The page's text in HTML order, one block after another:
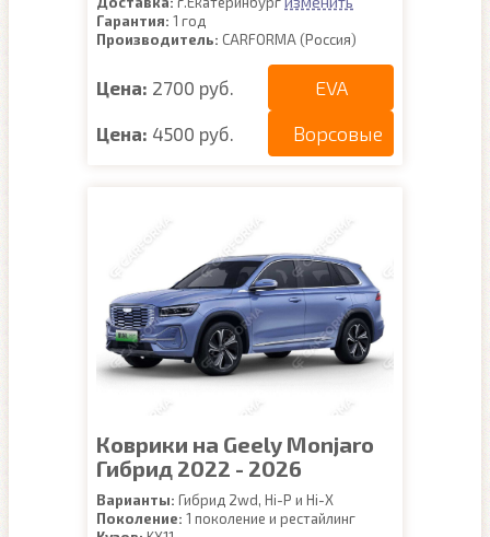
Гарантия: 1 год
Производитель: CARFORMA (Россия)
Цена: 2700 руб. EVA
Цена: 4500 руб. Ворсовые
Коврики на Geely Monjaro
Гибрид 2022 - 2026
Варианты: Гибрид 2wd, Hi-P и Hi-X
Поколение: 1 поколение и рестайлинг